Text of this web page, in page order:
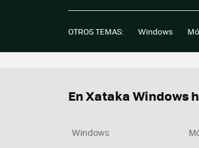
OTROS TEMAS: Windows
En Xataka Windows
Windows